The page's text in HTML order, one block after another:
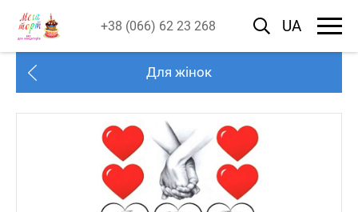
+38 (066) 62 23 268 UA
Для жінок